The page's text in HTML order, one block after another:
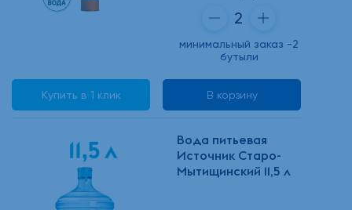
минимальный заказ -2
бутыли
Купить в 1 клик В корзину
Вода питьевая
Источник Старо-
Мытищинский 11,5 л